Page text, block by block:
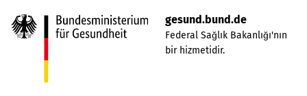
gesund.bund.de
Federal Sağlık Bakanlığı'nın
bir hizmetidir.